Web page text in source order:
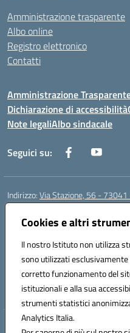
Cookies e altri
Il nostro Istituto non utilizza
sono utilizzati
corretto funzionamento del
istituzionali e alla sua
strumenti statistici
Analytics Italia.
Amministrazione trasparente
Albo online
Registro elettronico
Contatti
Amministrazione
Dichiarazione di accessibilità
Note legaliAlbo sindacale
Seguici su:
Indirizzo:Via Stazione, 56 - 73041
Centralino:
Posta elettronica certificata (PEC):
Codice fiscale: 93058030755
Codice meccanografico:
Codice Indice delle Pubbliche
Codice unico di fatturazione (CUF):
Hosting &